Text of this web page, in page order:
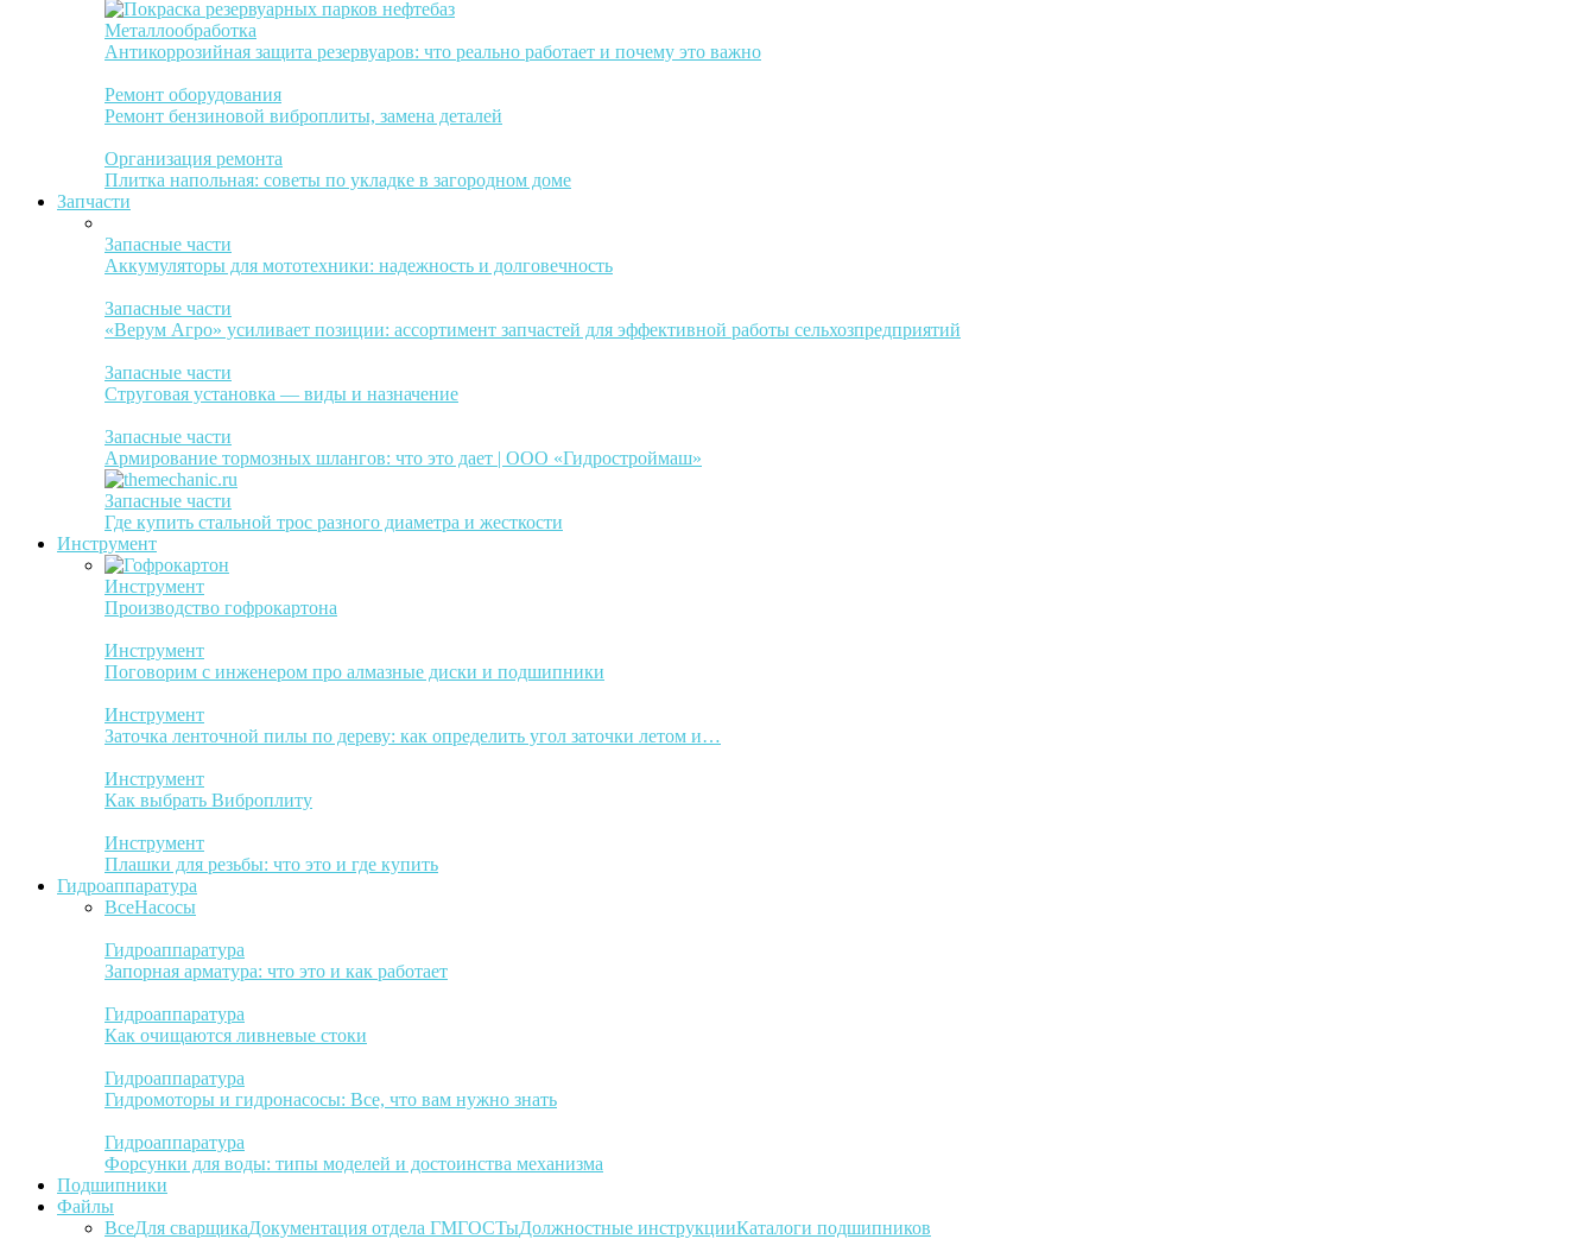
Металлообработка
Антикоррозийная защита резервуаров: что реально работает и почему это важно
Ремонт оборудования
Ремонт бензиновой виброплиты, замена деталей
Организация ремонта
Плитка напольная: советы по укладке в загородном доме
Запчасти
Запасные части
Аккумуляторы для мототехники: надежность и долговечность
Запасные части
«Верум Агро» усиливает позиции: ассортимент запчастей для эффективной работы сельхозпредприятий
Запасные части
Струговая установка — виды и назначение
Запасные части
Армирование тормозных шлангов: что это дает | ООО «Гидростроймаш»
Запасные части
Где купить стальной трос разного диаметра и жесткости
Инструмент
Инструмент
Производство гофрокартона
Инструмент
Поговорим с инженером про алмазные диски и подшипники
Инструмент
Заточка ленточной пилы по дереву: как определить угол заточки летом и…
Инструмент
Как выбрать Виброплиту
Инструмент
Плашки для резьбы: что это и где купить
Гидроаппаратура
ВсеНасосы
Гидроаппаратура
Запорная арматура: что это и как работает
Гидроаппаратура
Как очищаются ливневые стоки
Гидроаппаратура
Гидромоторы и гидронасосы: Все, что вам нужно знать
Гидроаппаратура
Форсунки для воды: типы моделей и достоинства механизма
Подшипники
Файлы
ВсеДля сварщикаДокументация отдела ГМГОСТыДолжностные инструкцииКаталоги подшипников